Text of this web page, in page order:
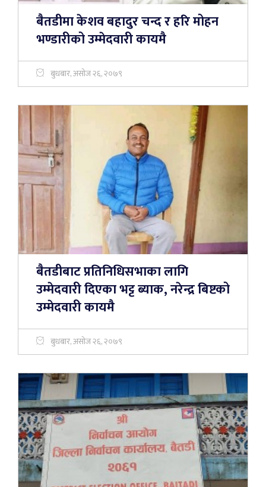
बैतडीमा केशव बहादुर चन्द र हरि मोहन
भण्डारीको उम्मेदवारी कायमै
बुधबार, असोज २६, २०७९
बैतडीबाट प्रतिनिधिसभाका लागि
उम्मेदवारी दिएका भट्ट ब्याक, नरेन्द्र बिष्टको
उम्मेदवारी कायमै
बुधबार, असोज २६, २०७९